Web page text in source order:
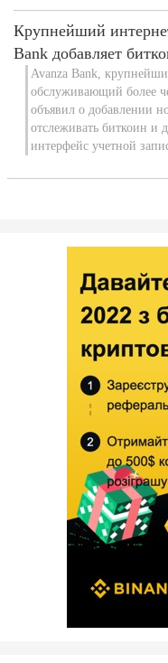
Крупнейший
Bank добавляет
Avanza Bank,
обслуживающий более
объявил о добавлении
отслеживать биткоин и
интерфейс учетной